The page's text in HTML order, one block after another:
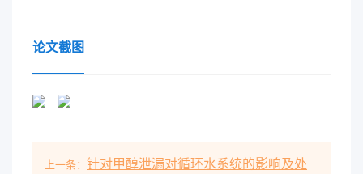
论文截图
上一条： 针对甲醇泄漏对循环水系统的影响及处